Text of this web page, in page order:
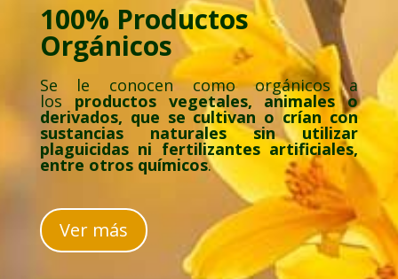
100% Productos
Orgánicos
Se le conocen como orgánicos a
los productos vegetales, animales o
derivados, que se cultivan o crían con
sustancias naturales sin utilizar
plaguicidas ni fertilizantes artificiales,
entre otros químicos.
Ver más